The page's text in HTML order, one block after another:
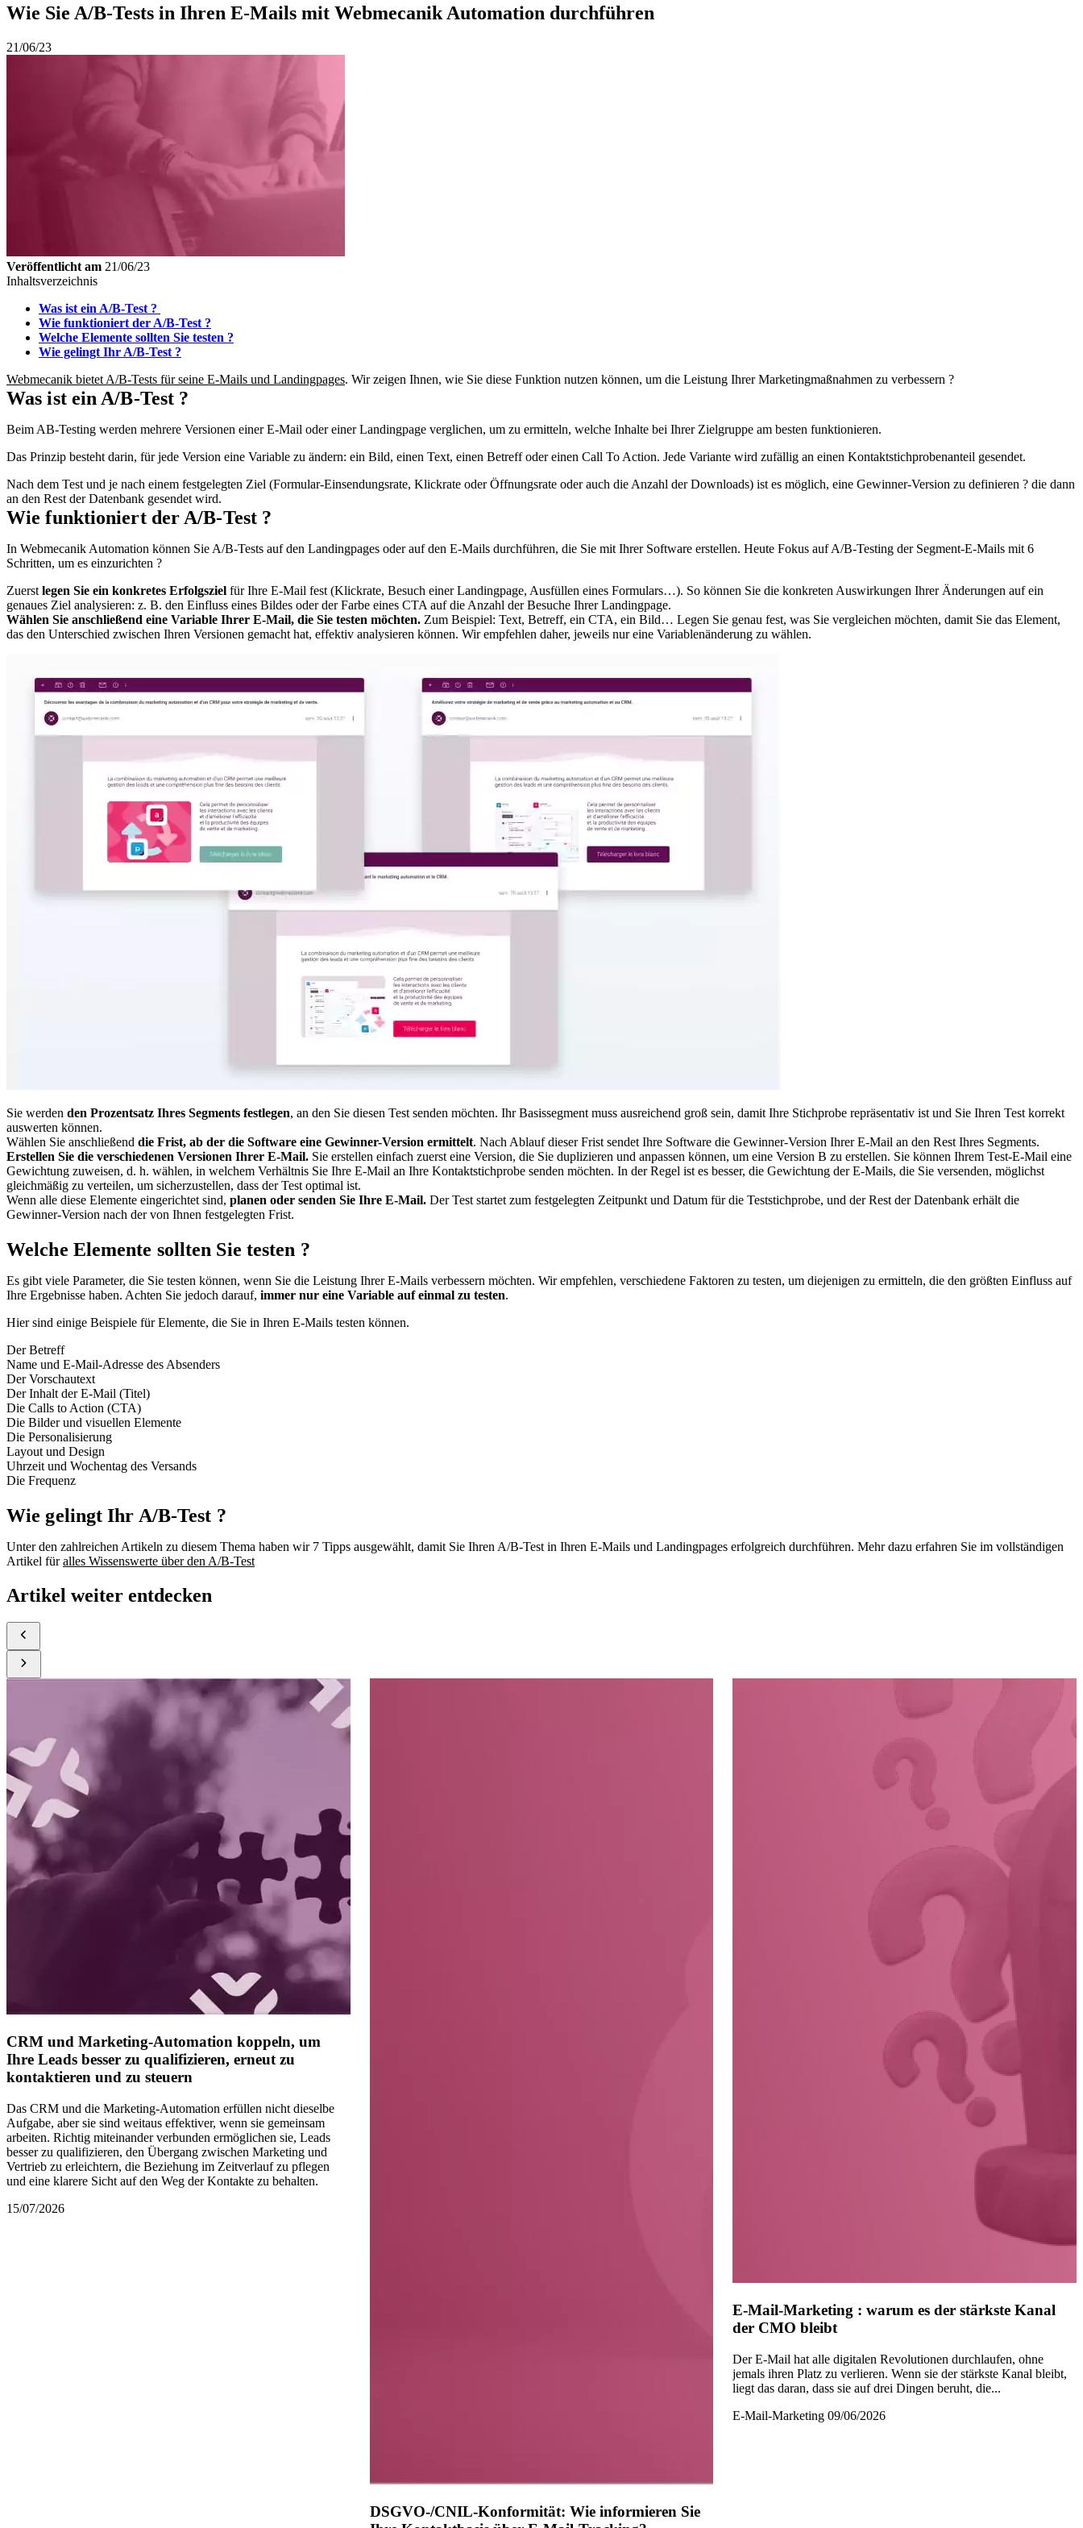
Wie Sie A/B-Tests in Ihren E-Mails mit Webmecanik Automation durchführen
21/06/23
Veröffentlicht am 21/06/23
Inhaltsverzeichnis
Was ist ein A/B-Test ?
Wie funktioniert der A/B-Test ?
Welche Elemente sollten Sie testen ?
Wie gelingt Ihr A/B-Test ?
Webmecanik bietet A/B-Tests für seine E-Mails und Landingpages. Wir zeigen Ihnen, wie Sie diese Funktion nutzen können, um die Leistung Ihrer Marketingmaßnahmen zu verbessern ?
Was ist ein A/B-Test ?
Beim AB-Testing werden mehrere Versionen einer E-Mail oder einer Landingpage verglichen, um zu ermitteln, welche Inhalte bei Ihrer Zielgruppe am besten funktionieren.
Das Prinzip besteht darin, für jede Version eine Variable zu ändern: ein Bild, einen Text, einen Betreff oder einen Call To Action. Jede Variante wird zufällig an einen Kontaktstichprobenanteil gesendet.
Nach dem Test und je nach einem festgelegten Ziel (Formular-Einsendungsrate, Klickrate oder Öffnungsrate oder auch die Anzahl der Downloads) ist es möglich, eine Gewinner-Version zu definieren ? die dann
an den Rest der Datenbank gesendet wird.
Wie funktioniert der A/B-Test ?
In Webmecanik Automation können Sie A/B-Tests auf den Landingpages oder auf den E-Mails durchführen, die Sie mit Ihrer Software erstellen. Heute Fokus auf A/B-Testing der Segment-E-Mails mit 6
Schritten, um es einzurichten ?
Zuerst legen Sie ein konkretes Erfolgsziel für Ihre E-Mail fest (Klickrate, Besuch einer Landingpage, Ausfüllen eines Formulars…). So können Sie die konkreten Auswirkungen Ihrer Änderungen auf ein
genaues Ziel analysieren: z. B. den Einfluss eines Bildes oder der Farbe eines CTA auf die Anzahl der Besuche Ihrer Landingpage.
Wählen Sie anschließend eine Variable Ihrer E-Mail, die Sie testen möchten. Zum Beispiel: Text, Betreff, ein CTA, ein Bild… Legen Sie genau fest, was Sie vergleichen möchten, damit Sie das Element,
das den Unterschied zwischen Ihren Versionen gemacht hat, effektiv analysieren können. Wir empfehlen daher, jeweils nur eine Variablenänderung zu wählen.
Sie werden den Prozentsatz Ihres Segments festlegen, an den Sie diesen Test senden möchten. Ihr Basissegment muss ausreichend groß sein, damit Ihre Stichprobe repräsentativ ist und Sie Ihren Test korrekt
auswerten können.
Wählen Sie anschließend die Frist, ab der die Software eine Gewinner-Version ermittelt. Nach Ablauf dieser Frist sendet Ihre Software die Gewinner-Version Ihrer E-Mail an den Rest Ihres Segments.
Erstellen Sie die verschiedenen Versionen Ihrer E-Mail. Sie erstellen einfach zuerst eine Version, die Sie duplizieren und anpassen können, um eine Version B zu erstellen. Sie können Ihrem Test-E-Mail eine
Gewichtung zuweisen, d. h. wählen, in welchem Verhältnis Sie Ihre E-Mail an Ihre Kontaktstichprobe senden möchten. In der Regel ist es besser, die Gewichtung der E-Mails, die Sie versenden, möglichst
gleichmäßig zu verteilen, um sicherzustellen, dass der Test optimal ist.
Wenn alle diese Elemente eingerichtet sind, planen oder senden Sie Ihre E-Mail. Der Test startet zum festgelegten Zeitpunkt und Datum für die Teststichprobe, und der Rest der Datenbank erhält die
Gewinner-Version nach der von Ihnen festgelegten Frist.
Welche Elemente sollten Sie testen ?
Es gibt viele Parameter, die Sie testen können, wenn Sie die Leistung Ihrer E-Mails verbessern möchten. Wir empfehlen, verschiedene Faktoren zu testen, um diejenigen zu ermitteln, die den größten Einfluss auf
Ihre Ergebnisse haben. Achten Sie jedoch darauf, immer nur eine Variable auf einmal zu testen.
Hier sind einige Beispiele für Elemente, die Sie in Ihren E-Mails testen können.
Der Betreff
Name und E-Mail-Adresse des Absenders
Der Vorschautext
Der Inhalt der E-Mail (Titel)
Die Calls to Action (CTA)
Die Bilder und visuellen Elemente
Die Personalisierung
Layout und Design
Uhrzeit und Wochentag des Versands
Die Frequenz
Wie gelingt Ihr A/B-Test ?
Unter den zahlreichen Artikeln zu diesem Thema haben wir 7 Tipps ausgewählt, damit Sie Ihren A/B-Test in Ihren E-Mails und Landingpages erfolgreich durchführen. Mehr dazu erfahren Sie im vollständigen
Artikel füralles Wissenswerte über den A/B-Test
Artikel weiter entdecken
CRM und Marketing-Automation koppeln, um
Ihre Leads besser zu qualifizieren, erneut zu
kontaktieren und zu steuern
Das CRM und die Marketing-Automation erfüllen nicht dieselbe
Aufgabe, aber sie sind weitaus effektiver, wenn sie gemeinsam
arbeiten. Richtig miteinander verbunden ermöglichen sie, Leads
besser zu qualifizieren, den Übergang zwischen Marketing und
Vertrieb zu erleichtern, die Beziehung im Zeitverlauf zu pflegen
und eine klarere Sicht auf den Weg der Kontakte zu behalten.
15/07/2026
DSGVO-/CNIL-Konformität: Wie informieren Sie
E-Mail-Marketing : warum es der stärkste Kanal
der CMO bleibt
Der E-Mail hat alle digitalen Revolutionen durchlaufen, ohne
jemals ihren Platz zu verlieren. Wenn sie der stärkste Kanal bleibt,
liegt das daran, dass sie auf drei Dingen beruht, die...
E-Mail-Marketing 09/06/2026